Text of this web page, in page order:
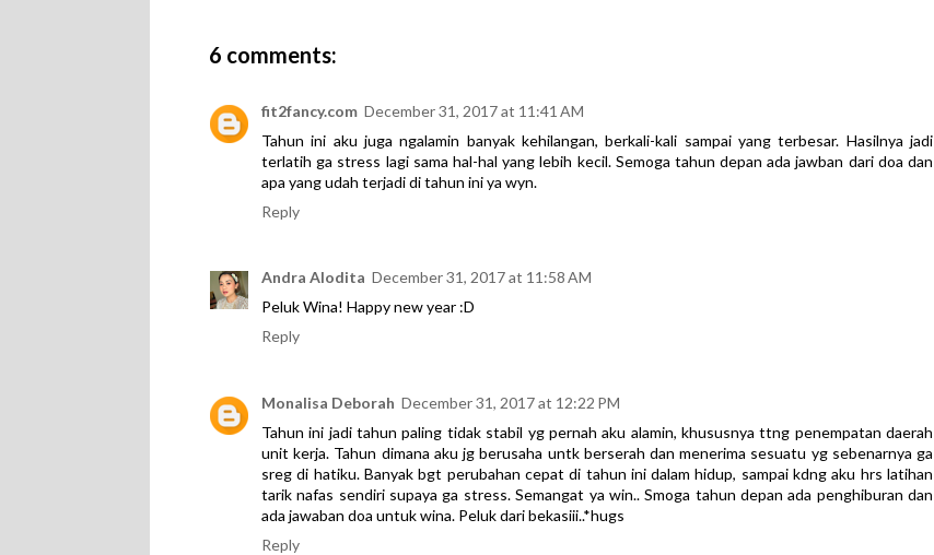
6 comments:
fit2fancy.com December 31, 2017 at 11:41 AM
Tahun ini aku juga ngalamin banyak kehilangan, berkali-kali sampai yang terbesar. Hasilnya jadi
terlatih ga stress lagi sama hal-hal yang lebih kecil. Semoga tahun depan ada jawban dari doa dan
apa yang udah terjadi di tahun ini ya wyn.
Reply
Andra Alodita December 31, 2017 at 11:58 AM
Peluk Wina! Happy new year :D
Reply
Monalisa Deborah December 31, 2017 at 12:22 PM
Tahun ini jadi tahun paling tidak stabil yg pernah aku alamin, khususnya ttng penempatan daerah
unit kerja. Tahun dimana aku jg berusaha untk berserah dan menerima sesuatu yg sebenarnya ga
sreg di hatiku. Banyak bgt perubahan cepat di tahun ini dalam hidup, sampai kdng aku hrs latihan
tarik nafas sendiri supaya ga stress. Semangat ya win.. Smoga tahun depan ada penghiburan dan
ada jawaban doa untuk wina. Peluk dari bekasiii..*hugs
Reply